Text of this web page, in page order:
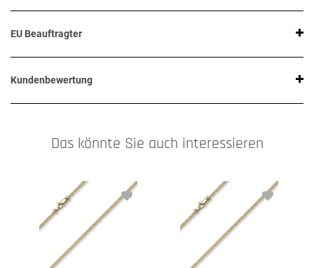
EU Beauftragter
Kundenbewertung
Das könnte Sie auch interessieren